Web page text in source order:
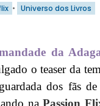
• Universo dos Livros
da
o teaser da
dos fãs
naPassion